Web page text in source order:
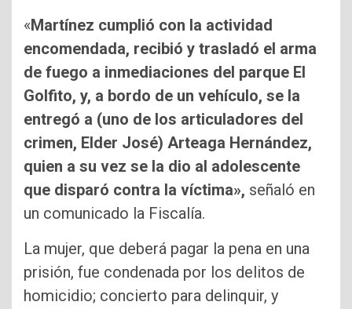
«Martínez cumplió con la actividad
encomendada, recibió y trasladó el arma
de fuego a inmediaciones del parque El
Golfito, y, a bordo de un vehículo, se la
entregó a (uno de los articuladores del
crimen, Elder José) Arteaga Hernández,
quien a su vez se la dio al adolescente
que disparó contra la víctima», señaló en
un comunicado la Fiscalía.
La mujer, que deberá pagar la pena en una
prisión, fue condenada por los delitos de
homicidio; concierto para delinquir, y